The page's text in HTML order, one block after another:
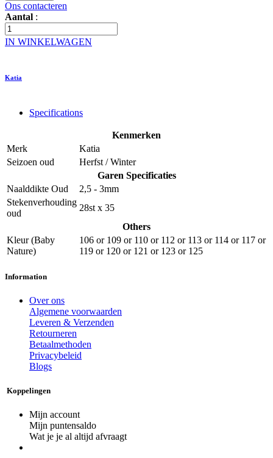
Ons contacteren
Aantal :
IN WINKELWAGEN
Katia
Specifications
Kenmerken
Merk
Katia
Seizoen oud
Herfst / Winter
Garen Specificaties
Naalddikte Oud
2,5 - 3mm
Stekenverhouding
oud
28st x 35
Others
Kleur (Baby
Nature)
106 or 109 or 110 or 112 or 113 or 114 or 117 or
119 or 120 or 121 or 123 or 125
Information
Over ons
Algemene voorwaarden
Leveren & Verzenden
Retourneren
Betaalmethoden
Privacybeleid
Blogs
Koppelingen
Mijn account
Mijn puntensaldo
Wat je je al altijd afvraagt